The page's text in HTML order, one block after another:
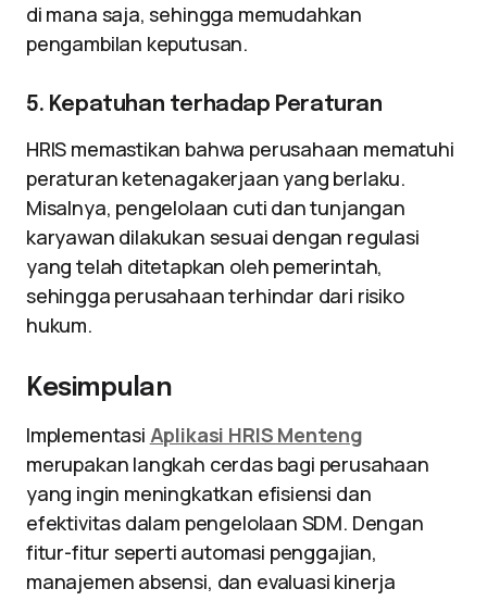
di mana saja, sehingga memudahkan
pengambilan keputusan.
5. Kepatuhan terhadap Peraturan
HRIS memastikan bahwa perusahaan mematuhi
peraturan ketenagakerjaan yang berlaku.
Misalnya, pengelolaan cuti dan tunjangan
karyawan dilakukan sesuai dengan regulasi
yang telah ditetapkan oleh pemerintah,
sehingga perusahaan terhindar dari risiko
hukum.
Kesimpulan
Implementasi Aplikasi HRIS Menteng
merupakan langkah cerdas bagi perusahaan
yang ingin meningkatkan efisiensi dan
efektivitas dalam pengelolaan SDM. Dengan
fitur-fitur seperti automasi penggajian,
manajemen absensi, dan evaluasi kinerja